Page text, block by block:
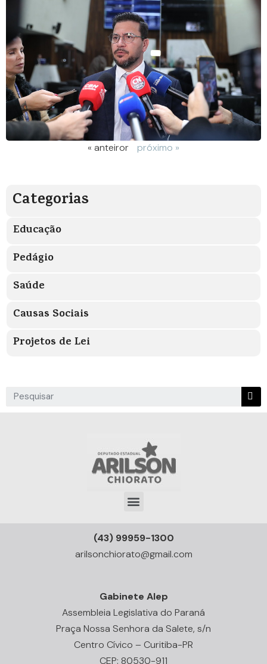
« anteiror próximo »
Categorias
Educação
Pedágio
Saúde
Causas Sociais
Projetos de Lei
(43) 99959-1300
arilsonchiorato@gmail.com
Gabinete Alep
Assembleia Legislativa do Paraná
Praça Nossa Senhora da Salete, s/n
Centro Cívico – Curitiba-PR
CEP: 80530-911